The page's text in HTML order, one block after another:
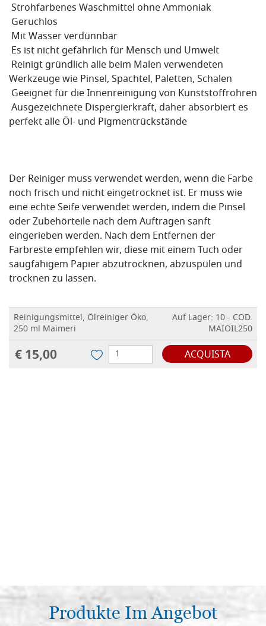
Strohfarbenes Waschmittel ohne Ammoniak
Geruchlos
Mit Wasser verdünnbar
Es ist nicht gefährlich für Mensch und Umwelt
Reinigt gründlich alle beim Malen verwendeten
Werkzeuge wie Pinsel, Spachtel, Paletten, Schalen
Geeignet für die Innenreinigung von Kunststoffrohren
Ausgezeichnete Dispergierkraft, daher absorbiert es
perfekt alle Öl- und Pigmentrückstände
Der Reiniger muss verwendet werden, wenn die Farbe
noch frisch und nicht eingetrocknet ist. Er muss wie
eine echte Seife verwendet werden, indem die Pinsel
oder Zubehörteile nach dem Auftragen sanft
eingerieben werden. Nach dem Entfernen der
Farbreste empfehlen wir, diese mit einem Tuch oder
saugfähigem Papier abzutrocknen, abzuspülen und
trocknen zu lassen.
Reinigungsmittel, Ölreiniger Öko,
250 ml Maimeri
Auf Lager: 10 - COD.
MAIOIL250
€ 15,00 ACQUISTA
Produkte Im Angebot